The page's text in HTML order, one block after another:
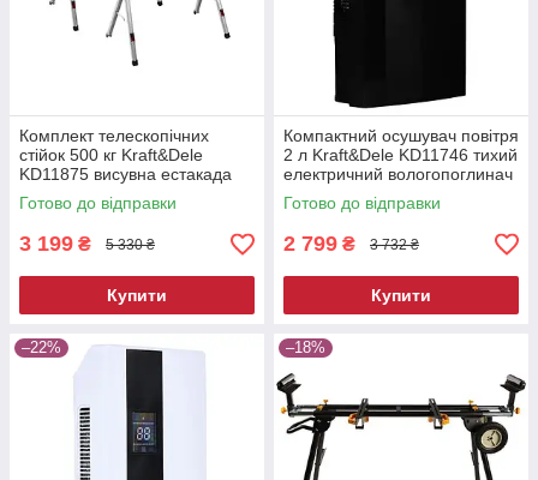
Комплект телескопічних
стійок 500 кг Kraft&Dele
KD11875 висувна естакада
Готово до відправки
3 199 ₴ 5 330 ₴
Купити
Компактний осушувач повітря
2 л Kraft&Dele KD11746 тихий
електричний вологопоглинач
Готово до відправки
2 799 ₴ 3 732 ₴
Купити
–22% –18%